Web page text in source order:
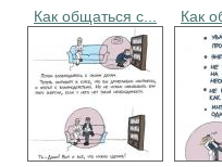
Как общаться с... Как